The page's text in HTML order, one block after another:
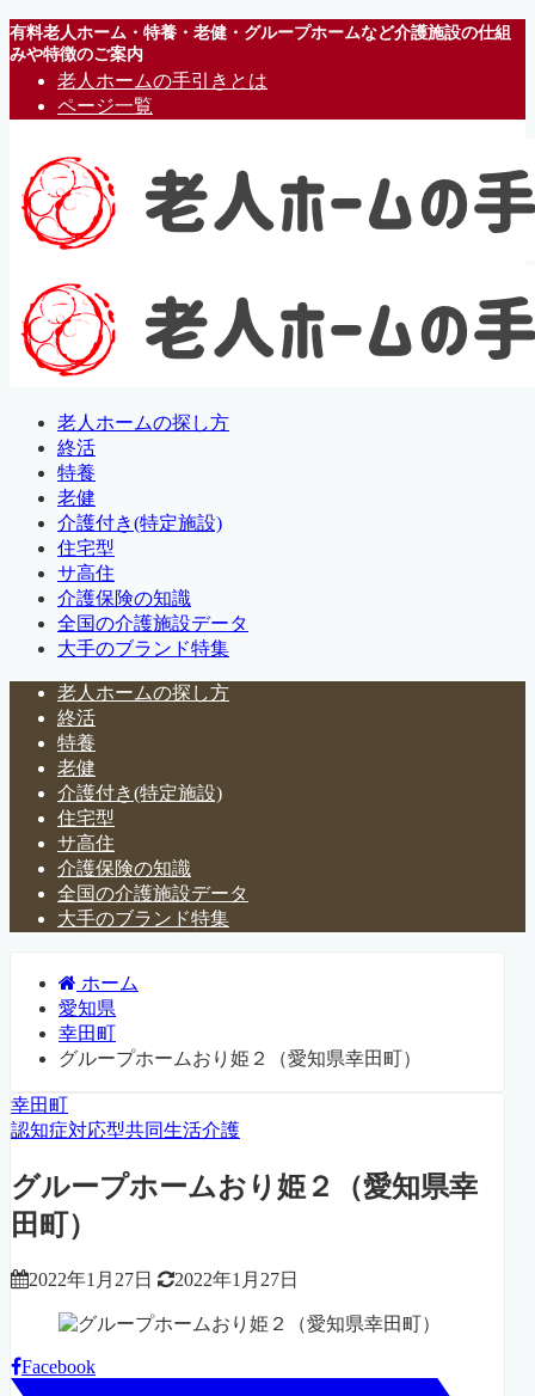
有料老人ホーム・特養・老健・グループホームなど介護施設の仕組
みや特徴のご案内
老人ホームの手引きとは
ページ一覧
老人ホームの探し方
終活
特養
老健
介護付き(特定施設)
住宅型
サ高住
介護保険の知識
全国の介護施設データ
大手のブランド特集
老人ホームの探し方
終活
特養
老健
介護付き(特定施設)
住宅型
サ高住
介護保険の知識
全国の介護施設データ
大手のブランド特集
ホーム
愛知県
幸田町
グループホームおり姫２（愛知県幸田町）
幸田町
認知症対応型共同生活介護
グループホームおり姫２（愛知県幸
田町）
2022年1月27日 2022年1月27日
Facebook